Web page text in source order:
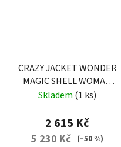
CRAZY JACKET WONDER
MAGIC SHELL WOMAN
FALLING FLOWER
Skladem (1 ks)
2 615 Kč
5 230 Kč (–50 %)